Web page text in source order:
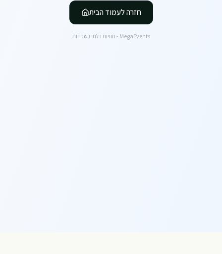
חזרה לעמוד הבית
MegaEvents - חוויות בלתי נשכחות